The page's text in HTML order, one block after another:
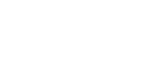
al Mundial 2026: cómo prepararse
están creciendo y cómo aprovechar la